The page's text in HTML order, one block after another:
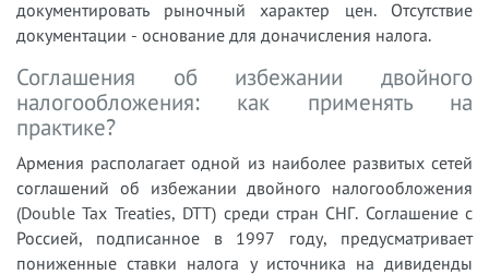
документировать рыночный характер цен. Отсутствие
документации - основание для доначисления налога.
Соглашения об избежании двойного
налогообложения: как применять на
практике?
Армения располагает одной из наиболее развитых сетей
соглашений об избежании двойного налогообложения
(Double Tax Treaties, DTT) среди стран СНГ. Соглашение с
Россией, подписанное в 1997 году, предусматривает
пониженные ставки налога у источника на дивиденды